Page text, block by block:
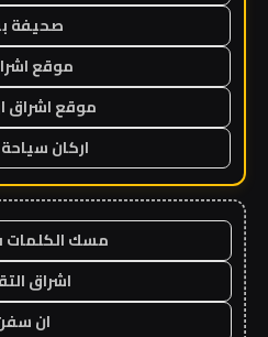
صحيفة
موقع
موقع اشراق
اركان
مسك
اشراق
ان